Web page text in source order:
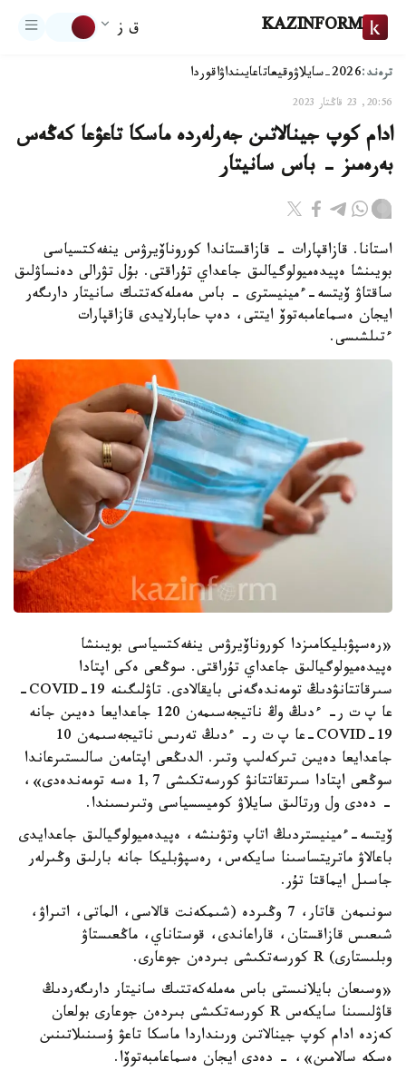
KAZINFORM ق ز
ترەند:2026-سايلاۋ وقيعاتاعايىنداۋاقوردا
20:56, 23 قاڭتار 2023
ادام كوپ جينالاتىن جەرلەردە ماسكا تاعۋعا كەڭەس
بەرەمىز - باس سانيتار
استانا. قازاقپارات - قازاقستاندا كوروناۆيرۋس ينفەكتسياسى
بويىنشا ەپيدەميولوگيالىق جاعداي تۇراقتى. بۇل تۋرالى دەنساۋلىق
ساقتاۋ ۆيتسە-ءمينيسترى - باس مەملەكەتتىك سانيتار دارىگەر
ايجان ەسماعامبەتوۆ ايتتى، دەپ حابارلايدى قازاقپارات
ءتىلشىسى.
«رەسپۋبليكامىزدا كوروناۆيرۋس ينفەكتسياسى بويىنشا
ەپيدەميولوگيالىق جاعداي تۇراقتى. سوڭعى ەكى اپتادا
سىرقاتتانۋدىڭ تومەندەگەنى بايقالادى. تاۋلىگىنە COVID-19-
عا پ ت ر- ءدىڭ وڭ ناتيجەسىمەن 120 جاعدايعا دەيىن جانە
COVID-19-عا پ ت ر- ءدىڭ تەرىس ناتيجەسىمەن 10
جاعدايعا دەيىن تىركەلىپ وتىر. الدىڭعى اپتامەن سالىستىرعاندا
سوڭعى اپتادا سىرتقاتتانۋ كورسەتكىشى 1,7 ەسە تومەندەدى»،
- دەدى ول ورتالىق سايلاۋ كوميسسياسى وتىرىسىندا.
ۆيتسە-ءمينيستردىڭ اتاپ وتۋىنشە، ەپيدەميولوگيالىق جاعدايدى
باعالاۋ ماتريتساسىنا سايكەس، رەسپۋبليكا جانە بارلىق وڭىرلەر
جاسىل ايماقتا تۇر.
سونىمەن قاتار، 7 وڭىردە (شىمكەنت قالاسى، الماتى، اتىراۋ،
شىعىس قازاقستان، قاراعاندى، قوستاناي، ماڭعىستاۋ
وبلىستارى) R كورسەتكىشى بىردەن جوعارى.
«وسىعان بايلانىستى باس مەملەكەتتىك سانيتار دارىگەردىڭ
قاۋلىسىنا سايكەس R كورسەتكىشى بىردەن جوعارى بولعان
كەزدە ادام كوپ جينالاتىن ورىنداردا ماسكا تاعۋ ۇسىنىلاتىنىن
ەسكە سالامىن»، - دەدى ايجان ەسماعامبەتوۆا.